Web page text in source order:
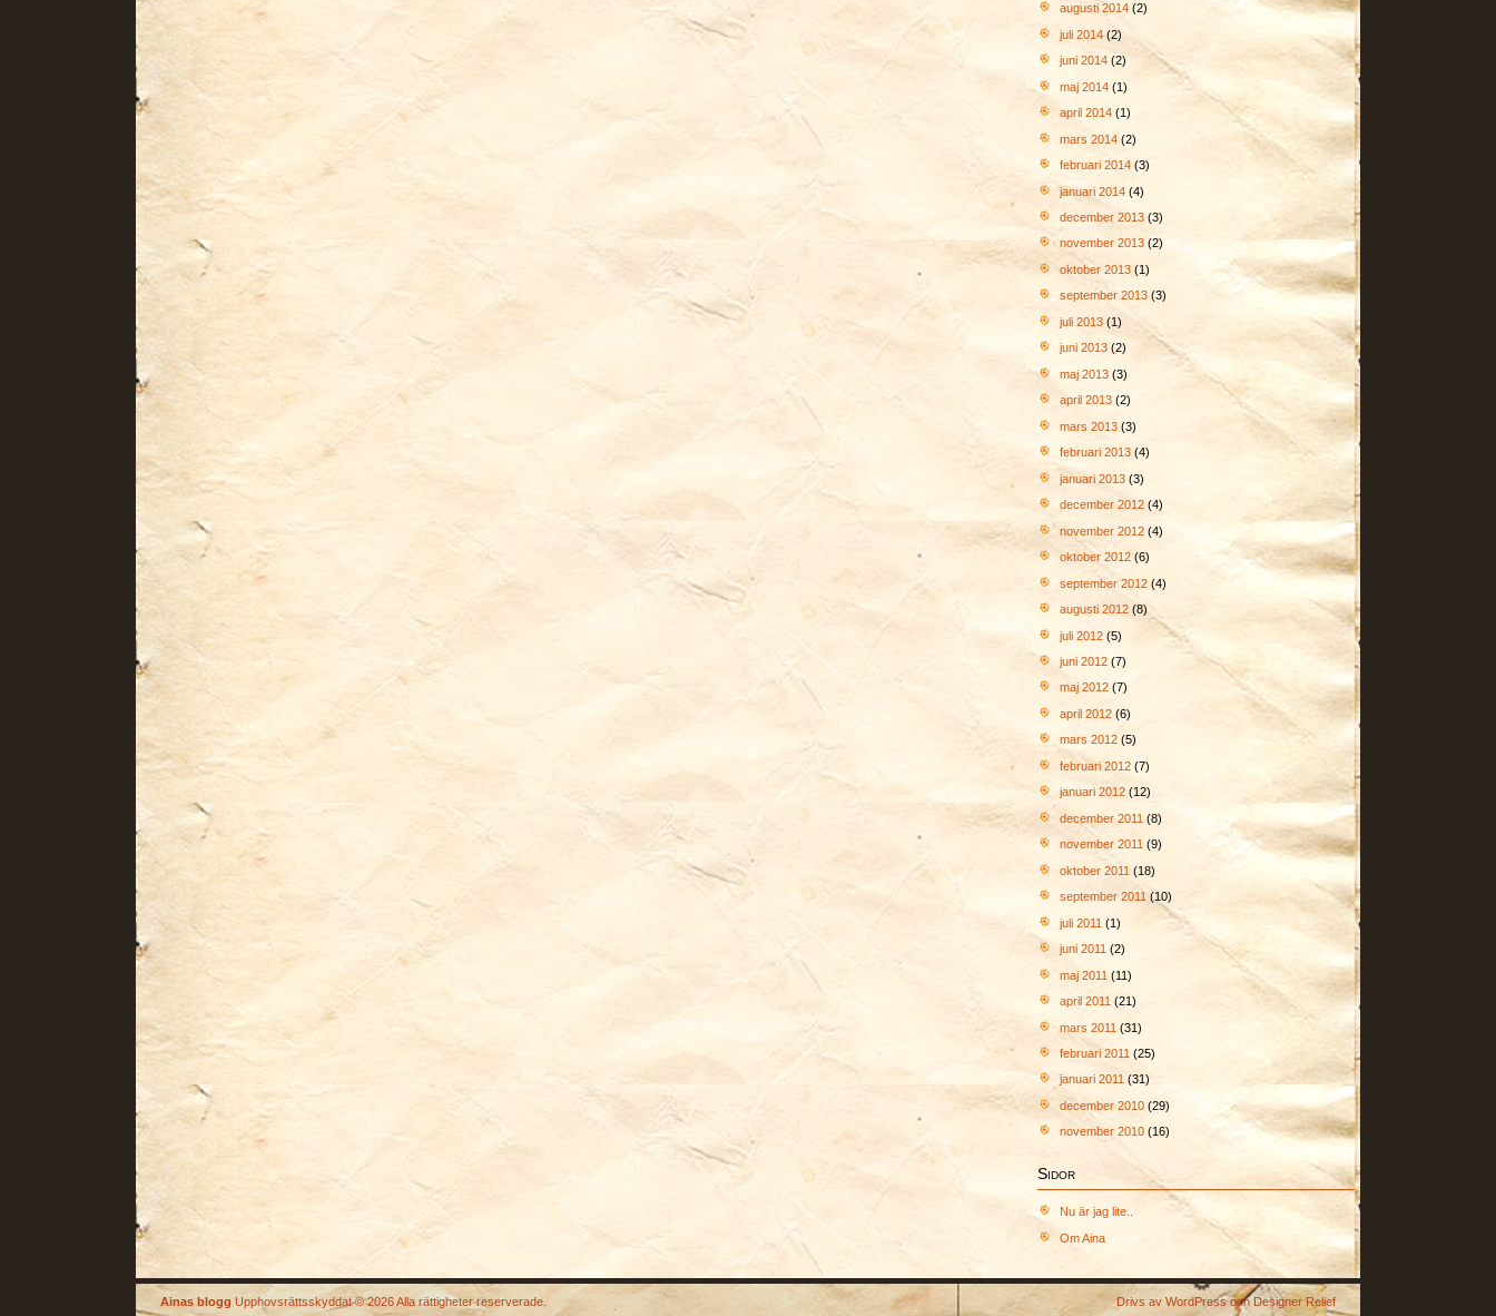
augusti 2014 (2)
juli 2014 (2)
juni 2014 (2)
maj 2014 (1)
april 2014 (1)
mars 2014 (2)
februari 2014 (3)
januari 2014 (4)
december 2013 (3)
november 2013 (2)
oktober 2013 (1)
september 2013 (3)
juli 2013 (1)
juni 2013 (2)
maj 2013 (3)
april 2013 (2)
mars 2013 (3)
februari 2013 (4)
januari 2013 (3)
december 2012 (4)
november 2012 (4)
oktober 2012 (6)
september 2012 (4)
augusti 2012 (8)
juli 2012 (5)
juni 2012 (7)
maj 2012 (7)
april 2012 (6)
mars 2012 (5)
februari 2012 (7)
januari 2012 (12)
december 2011 (8)
november 2011 (9)
oktober 2011 (18)
september 2011 (10)
juli 2011 (1)
juni 2011 (2)
maj 2011 (11)
april 2011 (21)
mars 2011 (31)
februari 2011 (25)
januari 2011 (31)
december 2010 (29)
november 2010 (16)
Sidor
Nu är jag lite..
Om Aina
Drivs av WordPressoch Designer Relief
Ainas blogg Upphovsrättsskyddat © 2026 Alla rättigheter reserverade.